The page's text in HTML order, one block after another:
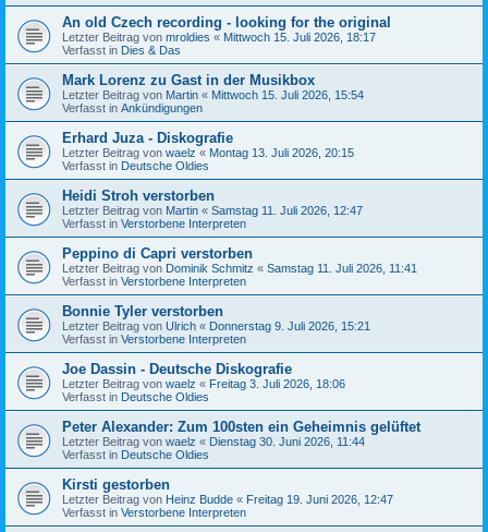
An old Czech recording - looking for the original
Letzter Beitrag von mroldies « Mittwoch 15. Juli 2026, 18:17
Verfasst in Dies & Das
Mark Lorenz zu Gast in der Musikbox
Letzter Beitrag von Martin « Mittwoch 15. Juli 2026, 15:54
Verfasst in Ankündigungen
Erhard Juza - Diskografie
Letzter Beitrag von waelz « Montag 13. Juli 2026, 20:15
Verfasst in Deutsche Oldies
Heidi Stroh verstorben
Letzter Beitrag von Martin « Samstag 11. Juli 2026, 12:47
Verfasst in Verstorbene Interpreten
Peppino di Capri verstorben
Letzter Beitrag von Dominik Schmitz « Samstag 11. Juli 2026, 11:41
Verfasst in Verstorbene Interpreten
Bonnie Tyler verstorben
Letzter Beitrag von Ulrich « Donnerstag 9. Juli 2026, 15:21
Verfasst in Verstorbene Interpreten
Joe Dassin - Deutsche Diskografie
Letzter Beitrag von waelz « Freitag 3. Juli 2026, 18:06
Verfasst in Deutsche Oldies
Peter Alexander: Zum 100sten ein Geheimnis gelüftet
Letzter Beitrag von waelz « Dienstag 30. Juni 2026, 11:44
Verfasst in Deutsche Oldies
Kirsti gestorben
Letzter Beitrag von Heinz Budde « Freitag 19. Juni 2026, 12:47
Verfasst in Verstorbene Interpreten